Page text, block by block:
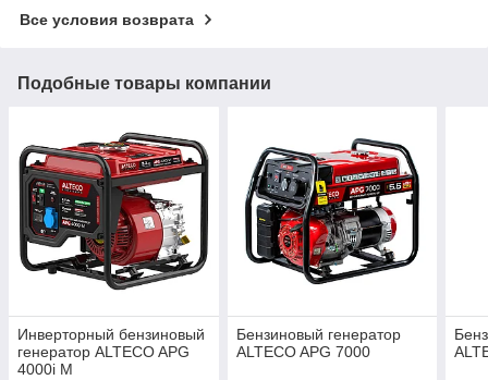
Все условия возврата
Подобные товары компании
Инверторный бензиновый
генератор ALTECO APG
4000i M
Бензиновый генератор
ALTECO APG 7000